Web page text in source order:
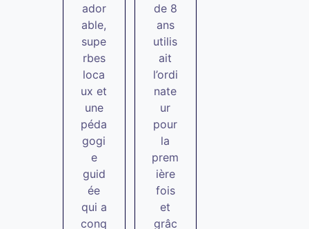
ador
able,
supe
rbes
loca
ux et
une
péda
gogi
e
guid
ée
qui a
conq
de 8
ans
utilis
ait
l’ordi
nate
ur
pour
la
prem
ière
fois
et
grâc